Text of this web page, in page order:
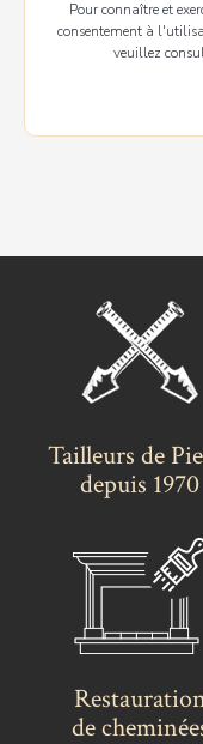
Pour connaître et
consentement à
veuillez
Tailleurs de
depuis 1970
de